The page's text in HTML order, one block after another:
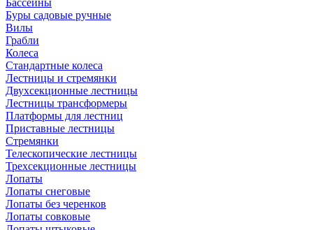
Бассейны
Буры садовые ручные
Вилы
Грабли
Колеса
Стандартные колеса
Лестницы и стремянки
Двухсекционные лестницы
Лестницы трансформеры
Платформы для лестниц
Приставные лестницы
Стремянки
Телескопические лестницы
Трехсекционные лестницы
Лопаты
Лопаты снеговые
Лопаты без черенков
Лопаты совковые